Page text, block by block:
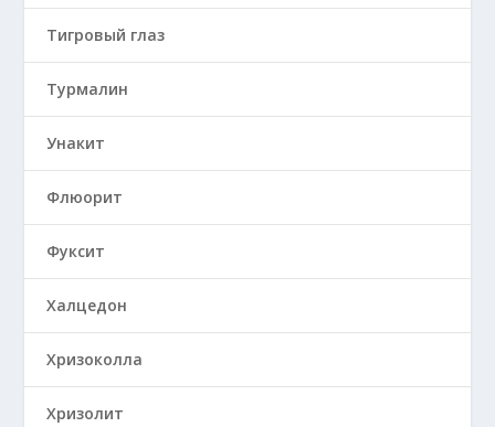
Тигровый глаз
Турмалин
Унакит
Флюорит
Фуксит
Халцедон
Хризоколла
Хризолит